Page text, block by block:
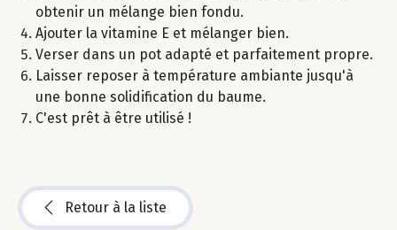
obtenir un mélange bien fondu.
Ajouter la vitamine E et mélanger bien.
Verser dans un pot adapté et parfaitement propre.
Laisser reposer à température ambiante jusqu'à
une bonne solidification du baume.
C'est prêt à être utilisé !
Retour à la liste